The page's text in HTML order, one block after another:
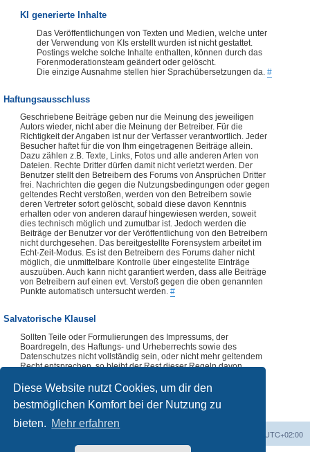
Diese Website nutzt Cookies, um dir den
bestmöglichen Komfort bei der Nutzung zu
bieten. Mehr erfahren
KI generierte Inhalte
Das Veröffentlichungen von Texten und Medien, welche unter
der Verwendung von KIs erstellt wurden ist nicht gestattet.
Postings welche solche Inhalte enthalten, können durch das
Forenmoderationsteam geändert oder gelöscht.
Die einzige Ausnahme stellen hier Sprachübersetzungen da. #
Haftungsausschluss
Geschriebene Beiträge geben nur die Meinung des jeweiligen
Autors wieder, nicht aber die Meinung der Betreiber. Für die
Richtigkeit der Angaben ist nur der Verfasser verantwortlich. Jeder
Besucher haftet für die von Ihm eingetragenen Beiträge allein.
Dazu zählen z.B. Texte, Links, Fotos und alle anderen Arten von
Dateien. Rechte Dritter dürfen damit nicht verletzt werden. Der
Benutzer stellt den Betreibern des Forums von Ansprüchen Dritter
frei. Nachrichten die gegen die Nutzungsbedingungen oder gegen
geltendes Recht verstoßen, werden von den Betreibern sowie
deren Vertreter sofort gelöscht, sobald diese davon Kenntnis
erhalten oder von anderen darauf hingewiesen werden, soweit
dies technisch möglich und zumutbar ist. Jedoch werden die
Beiträge der Benutzer vor der Veröffentlichung von den Betreibern
nicht durchgesehen. Das bereitgestellte Forensystem arbeitet im
Echt-Zeit-Modus. Es ist den Betreibern des Forums daher nicht
möglich, die unmittelbare Kontrolle über eingestellte Einträge
auszuüben. Auch kann nicht garantiert werden, dass alle Beiträge
von Betreibern auf einen evt. Verstoß gegen die oben genannten
Punkte automatisch untersucht werden. #
Salvatorische Klausel
Sollten Teile oder Formulierungen des Impressums, der
Boardregeln, des Haftungs- und Urheberrechts sowie des
Datenschutzes nicht vollständig sein, oder nicht mehr geltendem
Recht entsprechen, so bleibt der Rest dieser Regeln davon
auszugsweise, ist ohne vorherige Abklärung mit dem Forenteam
nicht zulässig.#
UTC+02:00